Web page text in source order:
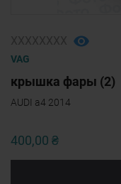
VAG
крышка фары (2)
AUDI a4 2014
400,00 ₴